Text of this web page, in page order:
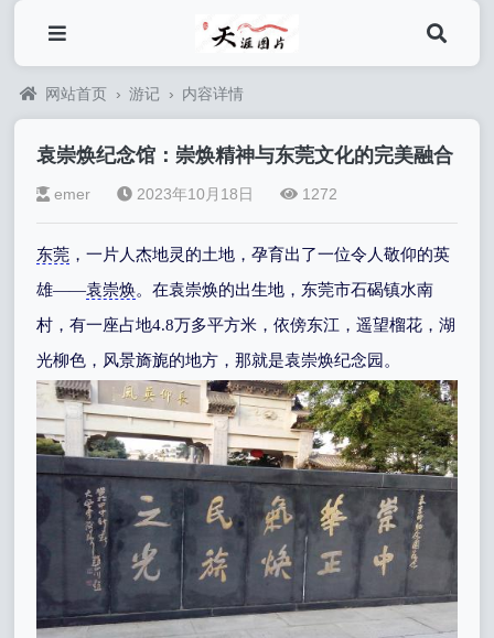
网站首页 › 游记 › 内容详情
袁崇焕纪念馆：崇焕精神与东莞文化的完美融合
emer 2023年10月18日 1272
东莞 ，一片人杰地灵的土地，孕育出了一位令人敬仰的英
雄——袁崇焕。在袁崇焕的出生地，东莞市石碣镇水南
村，有一座占地4.8万多平方米，依傍东江，遥望榴花，湖
光柳色，风景旖旎的地方，那就是袁崇焕纪念园。